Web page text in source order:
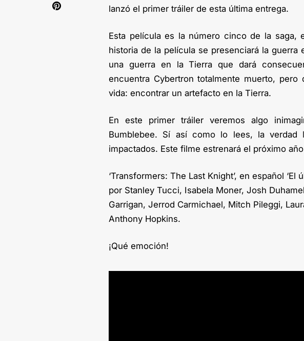
lanzó el primer tráiler de esta última entrega.
Esta película es la número cinco de la saga,
historia de la película se presenciará la
una guerra en la Tierra que dará
encuentra Cybertron totalmente muerto,
vida: encontrar un artefacto en la Tierra.
En este primer tráiler veremos algo
Bumblebee. Sí así como lo lees, la verdad
impactados. Este filme estrenará el próximo
‘Transformers: The Last Knight’, en español ‘El
por Stanley Tucci, Isabela Moner, Josh
Garrigan, Jerrod Carmichael, Mitch Pileggi,
Anthony Hopkins.
¡Qué emoción!